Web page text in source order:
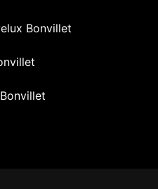
Bonvillet